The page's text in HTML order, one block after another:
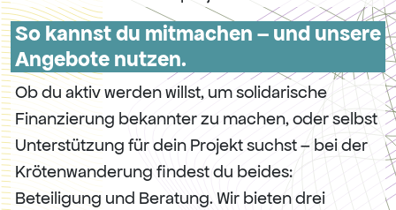
So kannst du mitmachen – und unsere
Angebote nutzen.
Ob du aktiv werden willst, um solidarische
Finanzierung bekannter zu machen, oder selbst
Unterstützung für dein Projekt suchst – bei der
Krötenwanderung findest du beides:
Beteiligung und Beratung. Wir bieten drei